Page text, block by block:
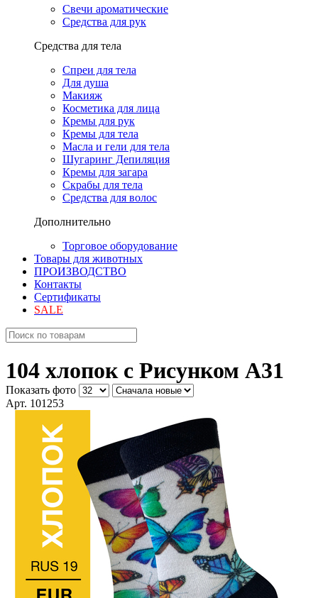
Свечи ароматические
Средства для рук
Средства для тела
Спреи для тела
Для душа
Макияж
Косметика для лица
Кремы для рук
Кремы для тела
Масла и гели для тела
Шугаринг Депиляция
Кремы для загара
Скрабы для тела
Средства для волос
Дополнительно
Торговое оборудование
Товары для животных
ПРОИЗВОДСТВО
Контакты
Сертификаты
SALE
104 хлопок с Рисунком A31
Показать фото
Арт. 101253